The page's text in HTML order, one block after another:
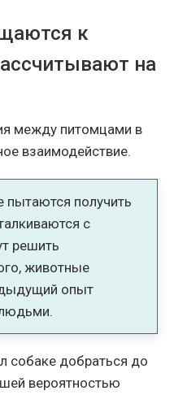
к
на
между питомцами в
взаимодействие.
пытаются получить
с
решить
животные
опыт
собаке добраться до
вероятностью